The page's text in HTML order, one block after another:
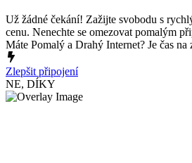
Už žádné čekání! Zažijte svobodu s
cenu. Nenechte se omezovat pomalým
Máte Pomalý a Drahý Internet? Je čas na
Zlepšit připojení
NE, DÍKY